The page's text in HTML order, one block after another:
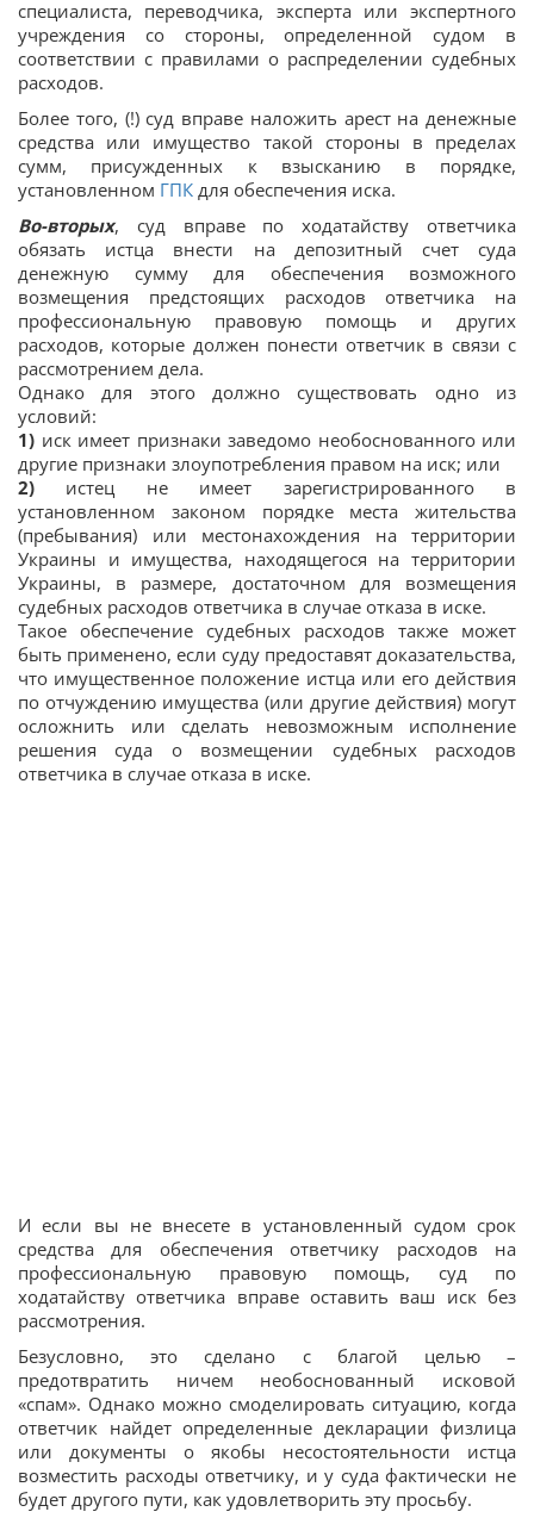
специалиста, переводчика, эксперта или экспертного
учреждения со стороны, определенной судом в
соответствии с правилами о распределении судебных
расходов.
Более того, (!) суд вправе наложить арест на денежные
средства или имущество такой стороны в пределах
сумм, присужденных к взысканию в порядке,
установленном ГПК для обеспечения иска.
Во-вторых, суд вправе по ходатайству ответчика
обязать истца внести на депозитный счет суда
денежную сумму для обеспечения возможного
возмещения предстоящих расходов ответчика на
профессиональную правовую помощь и других
расходов, которые должен понести ответчик в связи с
рассмотрением дела.
Однако для этого должно существовать одно из
условий:
1) иск имеет признаки заведомо необоснованного или
другие признаки злоупотребления правом на иск; или
2) истец не имеет зарегистрированного в
установленном законом порядке места жительства
(пребывания) или местонахождения на территории
Украины и имущества, находящегося на территории
Украины, в размере, достаточном для возмещения
судебных расходов ответчика в случае отказа в иске.
Такое обеспечение судебных расходов также может
быть применено, если суду предоставят доказательства,
что имущественное положение истца или его действия
по отчуждению имущества (или другие действия) могут
осложнить или сделать невозможным исполнение
решения суда о возмещении судебных расходов
ответчика в случае отказа в иске.
И если вы не внесете в установленный судом срок
средства для обеспечения ответчику расходов на
профессиональную правовую помощь, суд по
ходатайству ответчика вправе оставить ваш иск без
рассмотрения.
Безусловно, это сделано с благой целью –
предотвратить ничем необоснованный исковой
«спам». Однако можно смоделировать ситуацию, когда
ответчик найдет определенные декларации физлица
или документы о якобы несостоятельности истца
возместить расходы ответчику, и у суда фактически не
будет другого пути, как удовлетворить эту просьбу.